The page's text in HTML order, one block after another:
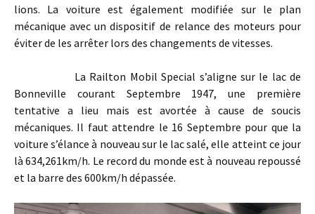
lions. La voiture est également modifiée sur le plan
mécanique avec un dispositif de relance des moteurs pour
éviter de les arrêter lors des changements de vitesses.
La Railton Mobil Special s’aligne sur le lac de
Bonneville courant Septembre 1947, une première
tentative a lieu mais est avortée à cause de soucis
mécaniques. Il faut attendre le 16 Septembre pour que la
voiture s’élance à nouveau sur le lac salé, elle atteint ce jour
là 634,261km/h. Le record du monde est à nouveau repoussé
et la barre des 600km/h dépassée.